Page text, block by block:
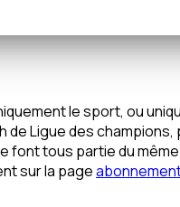
le sport, ou
Ligue des
tous partie du
sur la page